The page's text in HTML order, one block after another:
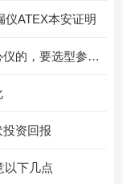
仪ATEX本安证明
五花八门的烟气分析仪，哪一块才是心仪的，要选型参考看这里！
资回报
以下几点